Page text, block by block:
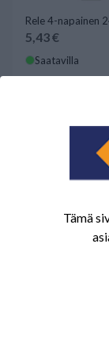
Rele 4-napainen
5,43 €
Saatavilla
Rele 5-napainen
Tämä